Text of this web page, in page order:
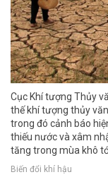
Cục Khí tượng Thủy
thế khí tượng thủy
trong đó cảnh báo
thiếu nước và xâm
tăng trong mùa khô
Biến đổi khí hậu